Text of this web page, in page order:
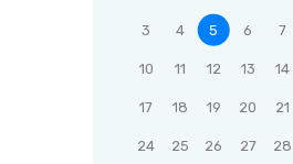
3 4 5 6 7
10 11 12 13 14
17 18 19 20 21
24 25 26 27 28